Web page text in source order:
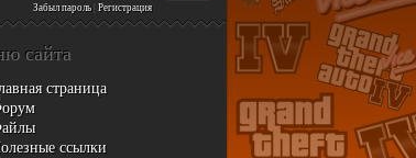
Забыл пароль| Регистрация
сайта
страница
ссылки